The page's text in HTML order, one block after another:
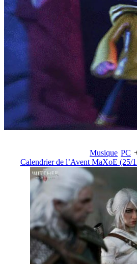
Musique PC
Calendrier de l’Avent MaXoE (25/